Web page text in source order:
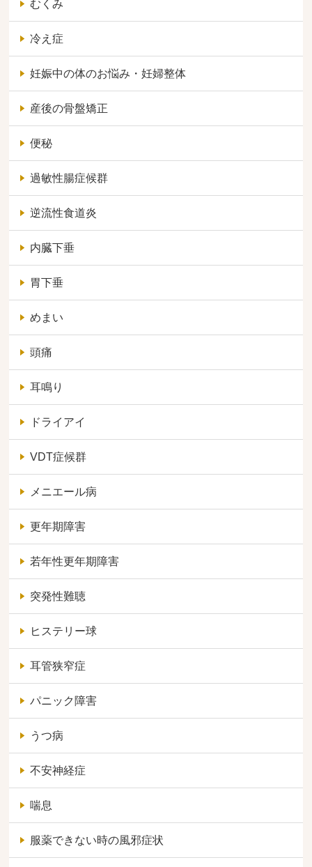
むくみ
冷え症
妊娠中の体のお悩み・妊婦整体
産後の骨盤矯正
便秘
過敏性腸症候群
逆流性食道炎
内臓下垂
胃下垂
めまい
頭痛
耳鳴り
ドライアイ
VDT症候群
メニエール病
更年期障害
若年性更年期障害
突発性難聴
ヒステリー球
耳管狭窄症
パニック障害
うつ病
不安神経症
喘息
服薬できない時の風邪症状